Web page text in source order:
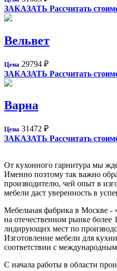
ЗАКАЗАТЬ Рассчитать
Вельвет
Цена 29794 ₽
ЗАКАЗАТЬ Рассчитать
Варна
Цена 31472 ₽
ЗАКАЗАТЬ Рассчитать
От кухонного гарнитура мы
Именно поэтому так важно
производителю, чей опыт в
мебели даст уверенность в
Мебельная фабрика в Москве
на отечественном рынке более
лидирующих мест по
Изготовление мебели для
соответствии с
С начала работы в области